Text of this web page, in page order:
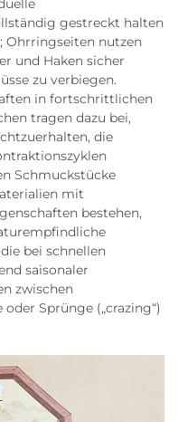
gestreckt halten
Ohrringseiten nutzen
und Haken sicher
zu verbiegen.
in fortschrittlichen
tragen dazu bei,
die
Schmuckstücke
mit
bestehen,
bei schnellen
saisonaler
zwischen
Sprünge („crazing“)